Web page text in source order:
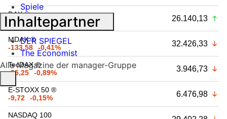
DAX ®
+13,83
+0,05% 26.140,13
MDAX ®
-133,58
-0,41% 32.426,33
TecDAX ®
-35,25
-0,89% 3.946,73
E-STOXX 50 ®
-9,72
-0,15% 6.476,98
NASDAQ 100
Spiele
Inhaltepartner
DER SPIEGEL
The Economist
Alle Magazine der manager-Gruppe